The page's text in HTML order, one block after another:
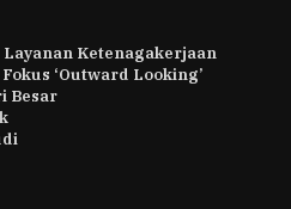
Ketenagakerjaan
‘Outward Looking’
Besar